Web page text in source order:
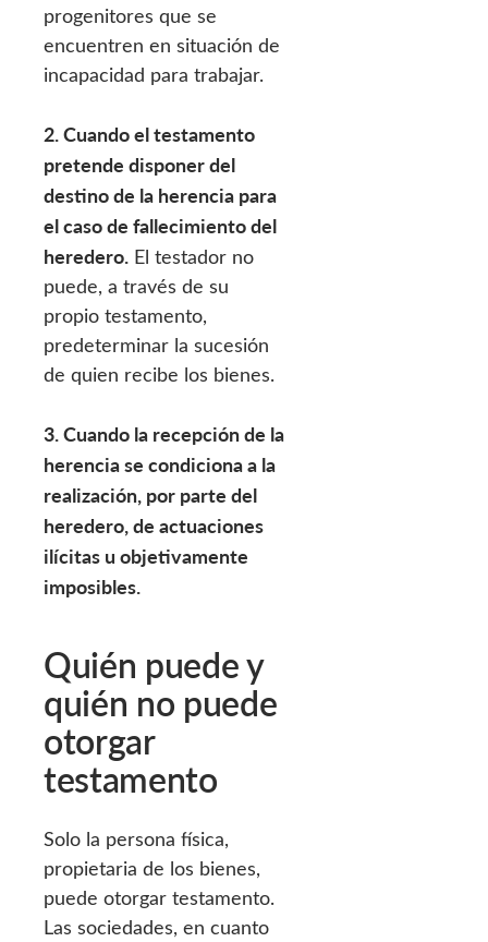
progenitores que se
encuentren en situación de
incapacidad para trabajar.
2. Cuando el testamento
pretende disponer del
destino de la herencia para
el caso de fallecimiento del
heredero. El testador no
puede, a través de su
propio testamento,
predeterminar la sucesión
de quien recibe los bienes.
3. Cuando la recepción de la
herencia se condiciona a la
realización, por parte del
heredero, de actuaciones
ilícitas u objetivamente
imposibles.
Quién puede y
quién no puede
otorgar
testamento
Solo la persona física,
propietaria de los bienes,
puede otorgar testamento.
Las sociedades, en cuanto